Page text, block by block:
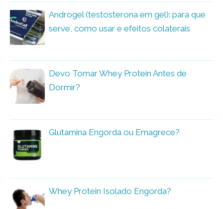
Androgel (testosterona em gel): para que
serve, como usar e efeitos colaterais
Devo Tomar Whey Protein Antes de
Dormir?
Glutamina Engorda ou Emagrece?
Whey Protein Isolado Engorda?